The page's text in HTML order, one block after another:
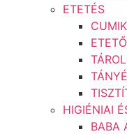
ETETÉS
HIGIÉNIAI
BABA